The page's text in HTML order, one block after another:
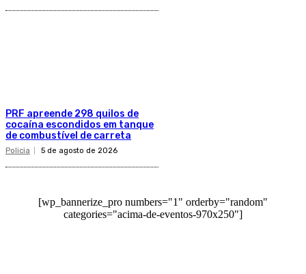
PRF apreende 298 quilos de
cocaína escondidos em tanque
de combustível de carreta
Policia 5 de agosto de 2026
[wp_bannerize_pro numbers="1" orderby="random"
categories="acima-de-eventos-970x250"]